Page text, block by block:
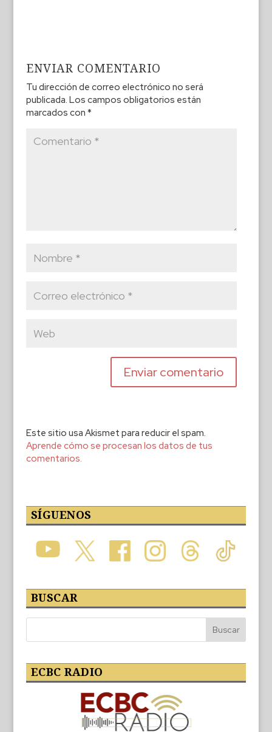
ENVIAR COMENTARIO
Tu dirección de correo electrónico no será
publicada. Los campos obligatorios están
marcados con *
Este sitio usa Akismet para reducir el spam.
Aprende cómo se procesan los datos de tus
comentarios.
SÍGUENOS
BUSCAR
ECBC RADIO